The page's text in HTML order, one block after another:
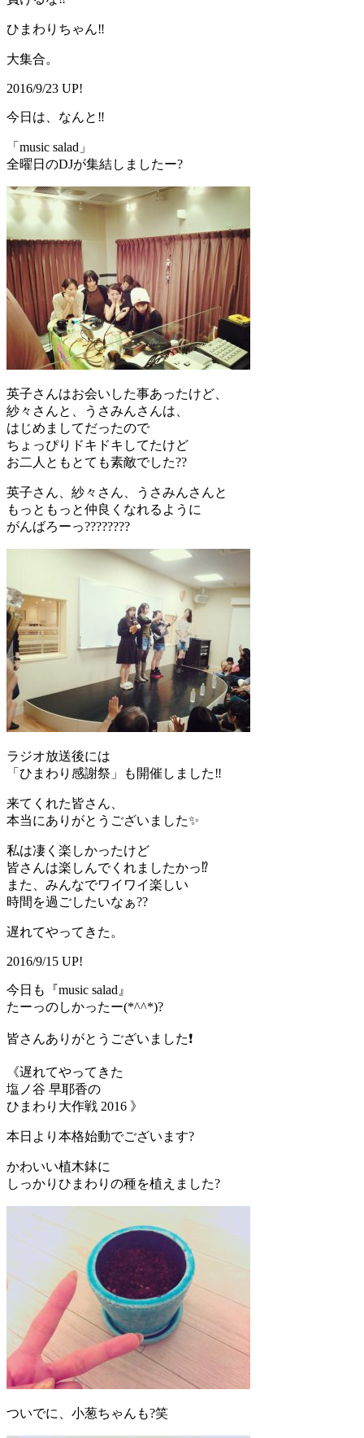
ひまわりちゃん‼
大集合。
2016/9/23 UP!
今日は、なんと‼️
「music salad」
全曜日のDJが集結しましたー?
英子さんはお会いした事あったけど、
紗々さんと、うさみんさんは、
はじめましてだったので
ちょっぴりドキドキしてたけど
お二人ともとても素敵でした??
英子さん、紗々さん、うさみんさんと
もっともっと仲良くなれるように
がんばろーっ????????
ラジオ放送後には
「ひまわり感謝祭」も開催しました‼️
来てくれた皆さん、
本当にありがとうございました✨
私は凄く楽しかったけど
皆さんは楽しんでくれましたかっ⁉️
また、みんなでワイワイ楽しい
時間を過ごしたいなぁ??
遅れてやってきた。
2016/9/15 UP!
今日も『music salad』
たーっのしかったー(*^^*)?
皆さんありがとうございました❗️
《遅れてやってきた
塩ノ谷 早耶香の
ひまわり大作戦 2016 》
本日より本格始動でございます?
かわいい植木鉢に
しっかりひまわりの種を植えました?
ついでに、小葱ちゃんも?笑